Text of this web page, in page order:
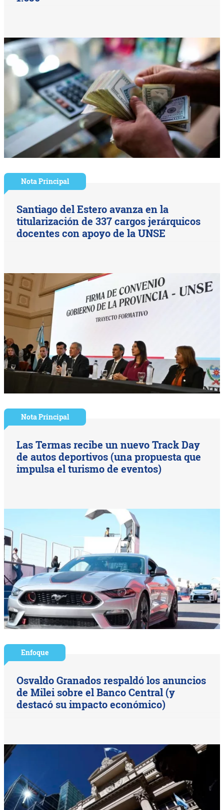
Nota Principal
Santiago del Estero avanza en la
titularización de 337 cargos jerárquicos
docentes con apoyo de la UNSE
Nota Principal
Las Termas recibe un nuevo Track Day
de autos deportivos (una propuesta que
impulsa el turismo de eventos)
Enfoque
Osvaldo Granados respaldó los anuncios
de Milei sobre el Banco Central (y
destacó su impacto económico)